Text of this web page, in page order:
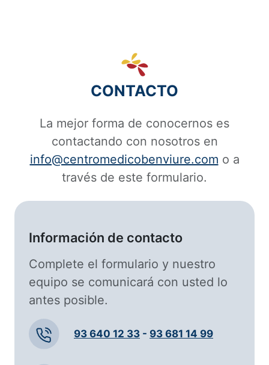
CONTACTO
La mejor forma de conocernos es
contactando con nosotros en
info@centromedicobenviure.com o a
través de este formulario.
Información de contacto
Complete el formulario y nuestro
equipo se comunicará con usted lo
antes posible.
93 640 12 33 - 93 681 14 99